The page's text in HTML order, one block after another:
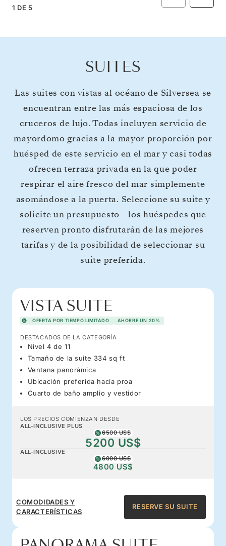
1 DE 5
SUITES
Las suites con vistas al océano de Silversea se
encuentran entre las más espaciosa de los
cruceros de lujo. Todas incluyen servicio de
mayordomo gracias a la mayor proporción por
huésped de este servicio en el mar y casi todas
ofrecen terraza privada en la que poder
respirar el aire fresco del mar simplemente
asomándose a la puerta. Seleccione su suite y
solicite un presupuesto - los huéspedes que
reserven pronto disfrutarán de las mejores
tarifas y de la posibilidad de seleccionar su
suite preferida.
VISTA SUITE
OFERTA POR TIEMPO LIMITADO AHORRE UN 20%
DESTACADOS DE LA CATEGORÍA
Nivel 4 de 11
Tamaño de la suite 334 sq ft
Ventana panorámica
Ubicación preferida hacia proa
Cuarto de baño amplio y vestidor
LOS PRECIOS COMIENZAN DESDE
ALL-INCLUSIVE PLUS
6500 US$
5200 US$
ALL-INCLUSIVE
6000 US$
4800 US$
COMODIDADES Y
CARACTERÍSTICAS
RESERVE SU SUITE